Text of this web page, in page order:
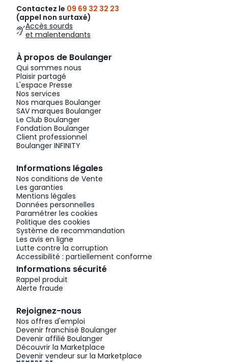
Contactez le 09 69 32 32 23
(appel non surtaxé)
Accès sourds
et malentendants
À propos de Boulanger
Qui sommes nous
Plaisir partagé
L'espace Presse
Nos services
Nos marques Boulanger
SAV marques Boulanger
Le Club Boulanger
Fondation Boulanger
Client professionnel
Boulanger INFINITY
Informations légales
Nos conditions de Vente
Les garanties
Mentions légales
Données personnelles
Paramétrer les cookies
Politique des cookies
Système de recommandation
Les avis en ligne
Lutte contre la corruption
Accessibilité : partiellement conforme
Informations sécurité
Rappel produit
Alerte fraude
Rejoignez-nous
Nos offres d'emploi
Devenir franchisé Boulanger
Devenir affilié Boulanger
Découvrir la Marketplace
Devenir vendeur sur la Marketplace